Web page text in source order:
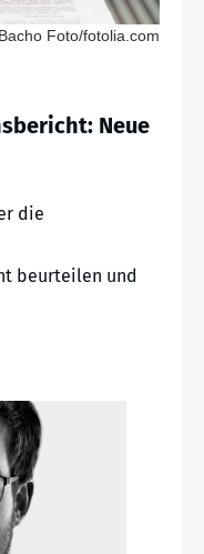
Foto/fotolia.com
Neue
die
beurteilen und